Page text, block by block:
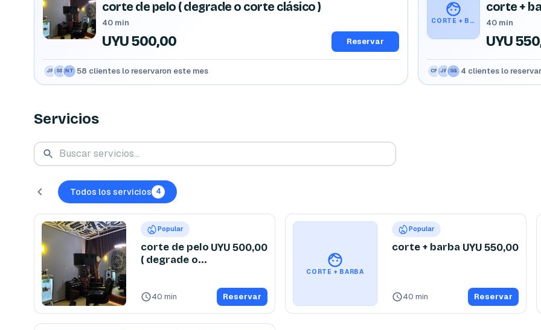
corte de pelo ( degrade o corte clásico )
40 min
UYU 500,00 Reservar
JP SG NT 58 clientes lo reservaron este mes
CORTE + BARBA
corte +
40 min
UYU
CR JP SG 4 clientes lo
Servicios
Todos los servicios 4
Popular
corte de pelo
( degrade o
UYU 500,00
40 min Reservar
CORTE + BARBA
Popular
corte + barba UYU 550,00
40 min Reservar